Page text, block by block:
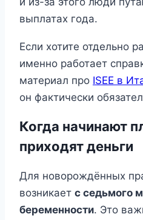
выплатах года.
Если хотите отдельно
именно работает
материал про ISEE в
он фактически
Когда начинают
приходят деньги
Для новорождённых
возникает с седьмого
беременности. Это